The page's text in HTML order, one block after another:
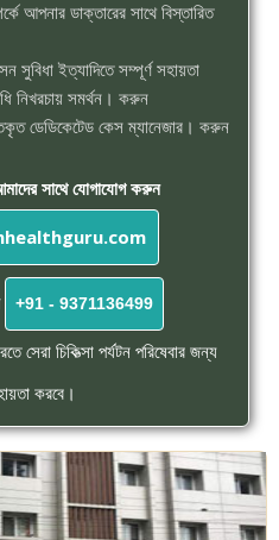
আপনার ডাক্তারের সাথে বিস্তারিত
সুবিধা ইত্যাদিতে সম্পূর্ণ সহায়তা
নিখরচায় সমর্থন। করুন
ডেডিকেটেড কেস ম্যানেজার। করুন
সাথে যোগাযোগ করুন
+91 - 9371136499
সেরা চিকিত্সা পর্যটন পরিষেবার জন্য
করবে।